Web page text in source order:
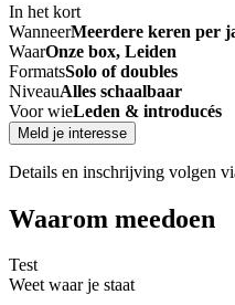
In het kort
WanneerMeerdere keren per
WaarOnze box, Leiden
FormatsSolo of doubles
NiveauAlles schaalbaar
Voor wieLeden & introducés
Meld je interesse
Details en inschrijving volgen
Waarom meedoen
Test
Weet waar je staat